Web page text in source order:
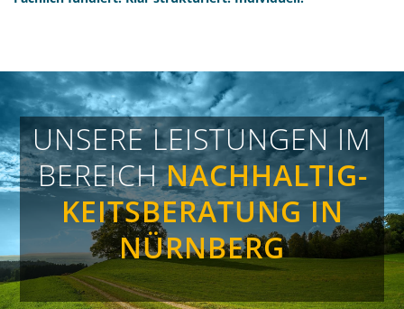
UNSERE LEISTUNGEN IM
BEREICHNACHHALTIG­
KEITS­BERATUNG IN
NÜRNBERG